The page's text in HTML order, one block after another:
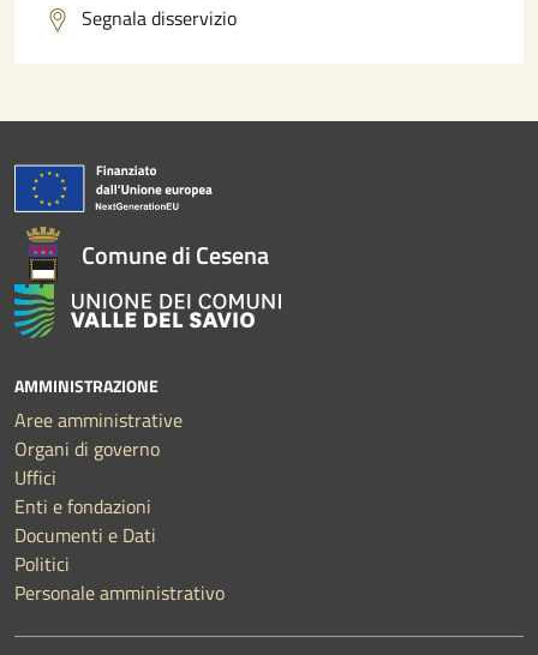
Segnala disservizio
Comune di Cesena
AMMINISTRAZIONE
Aree amministrative
Organi di governo
Uffici
Enti e fondazioni
Documenti e Dati
Politici
Personale amministrativo